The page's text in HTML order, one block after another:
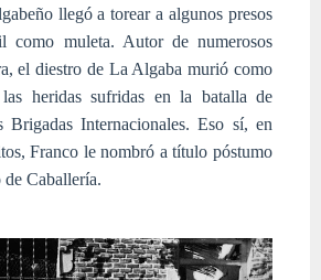
llegó a torear a algunos presos
como muleta. Autor de numerosos
el diestro de La Algaba murió como
las heridas sufridas en la batalla de
Brigadas Internacionales. Eso sí, en
Franco le nombró a título póstumo
Caballería.